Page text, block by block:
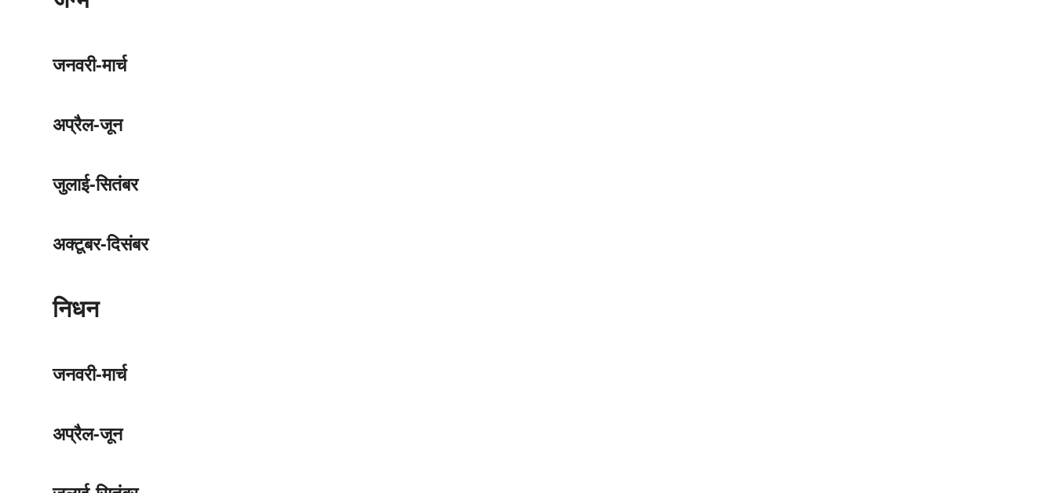
जनवरी-मार्च
अप्रैल-जून
जुलाई-सितंबर
अक्टूबर-दिसंबर
निधन
जनवरी-मार्च
अप्रैल-जून